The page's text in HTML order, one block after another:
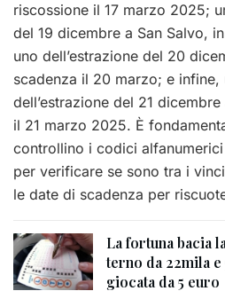
riscossione il 17 marzo 2025;
del 19 dicembre a San Salvo,
uno dell’estrazione del 20
scadenza il 20 marzo; e infine,
dell’estrazione del 21
il 21 marzo 2025. È
controllino i codici
per verificare se sono tra i
le date di scadenza per
La fortuna bacia
terno da 22mila e
giocata da 5 euro